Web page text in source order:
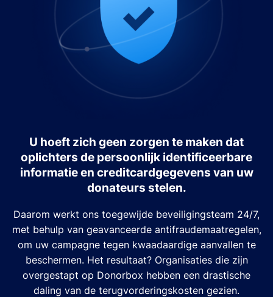
U hoeft zich geen zorgen te maken dat
oplichters de persoonlijk identificeerbare
informatie en creditcardgegevens van uw
donateurs stelen.
Daarom werkt ons toegewijde beveiligingsteam 24/7,
met behulp van geavanceerde antifraudemaatregelen,
om uw campagne tegen kwaadaardige aanvallen te
beschermen. Het resultaat? Organisaties die zijn
overgestapt op Donorbox hebben een drastische
daling van de terugvorderingskosten gezien.